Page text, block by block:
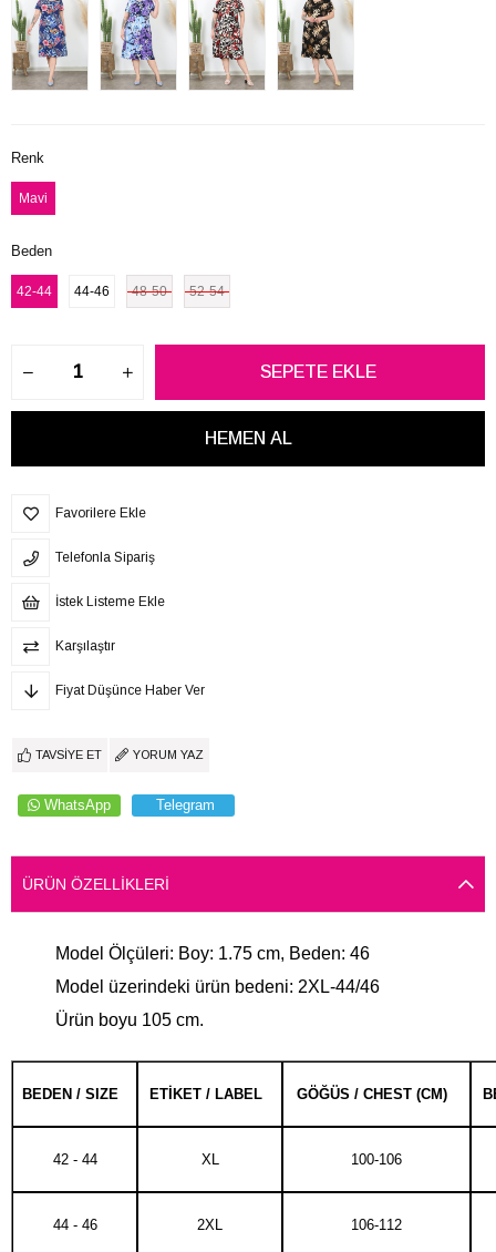
Renk
Mavi
Beden
42-44 44-46 48-50 52-54
Favorilere Ekle
Telefonla Sipariş
İstek Listeme Ekle
Karşılaştır
Fiyat Düşünce Haber Ver
TAVSIYE ET YORUM YAZ
WhatsApp Telegram
ÜRÜN ÖZELLIKLERI
Model Ölçüleri: Boy: 1.75 cm, Beden: 46
Model üzerindeki ürün bedeni: 2XL-44/46
Ürün boyu 105 cm.
BEDEN / SIZE ETİKET / LABEL GÖĞÜS / CHEST (CM)
42 - 44 XL 100-106
44 - 46 2XL 106-112